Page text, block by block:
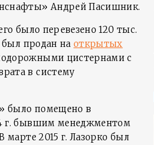
Андрей Пасишник.
было перевезено 120 тыс.
был продан наоткрытых
цистернами с
в систему
было помещено в
г. бывшим менеджментом
марте 2015 г. Лазорко был